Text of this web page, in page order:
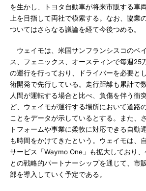
を生かし、トヨタ自動車が将来市販する車
上を目指して両社で模索する。なお、協業
ついてはさらなる議論を経て今後つめる。
ウェイモは、米国サンフランシスコのベ
ス、フェニックス、オースティンで毎週25
の運行を行っており、ドライバーを必要と
術開発で先行している。走行距離も累計で
人間が運転する場合と比べ、負傷を伴う衝
ど、ウェイモが運行する場所において道路
ことをデータが示しているとする。また、
トフォームや事業に柔軟に対応できる自動
も時間をかけてきたという。ウェイモは、
サービス「Waymo One」も拡大しており
との戦略的パートナーシップを通じて、市
部を導入していく予定である。